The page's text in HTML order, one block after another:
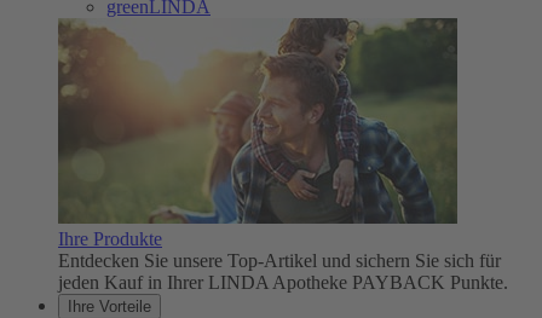
greenLINDA
Ihre Produkte
Entdecken Sie unsere Top-Artikel und sichern Sie sich für
jeden Kauf in Ihrer LINDA Apotheke PAYBACK Punkte.
Ihre Vorteile